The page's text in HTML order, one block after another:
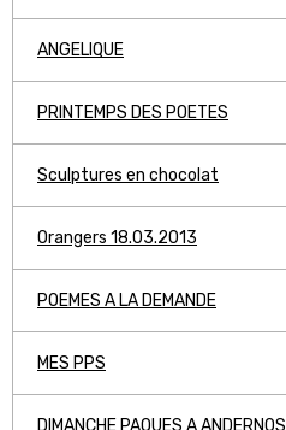
ANGELIQUE
PRINTEMPS DES POETES
Sculptures en chocolat
Orangers 18.03.2013
POEMES A LA DEMANDE
MES PPS